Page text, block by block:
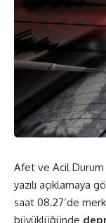
Afet ve Acil Durum
yazılı açıklamaya
saat 08.27’de
büyüklüğünde